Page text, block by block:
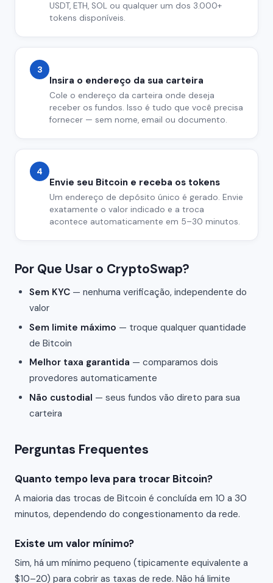
USDT, ETH, SOL ou qualquer um dos 3.000+
tokens disponíveis.
3
Insira o endereço da sua carteira
Cole o endereço da carteira onde deseja
receber os fundos. Isso é tudo que você precisa
fornecer — sem nome, email ou documento.
4
Envie seu Bitcoin e receba os tokens
Um endereço de depósito único é gerado. Envie
exatamente o valor indicado e a troca
acontece automaticamente em 5–30 minutos.
Por Que Usar o CryptoSwap?
Sem KYC — nenhuma verificação, independente do
valor
Sem limite máximo — troque qualquer quantidade
de Bitcoin
Melhor taxa garantida — comparamos dois
provedores automaticamente
Não custodial — seus fundos vão direto para sua
carteira
Perguntas Frequentes
Quanto tempo leva para trocar Bitcoin?
A maioria das trocas de Bitcoin é concluída em 10 a 30
minutos, dependendo do congestionamento da rede.
Existe um valor mínimo?
Sim, há um mínimo pequeno (tipicamente equivalente a
$10–20) para cobrir as taxas de rede. Não há limite